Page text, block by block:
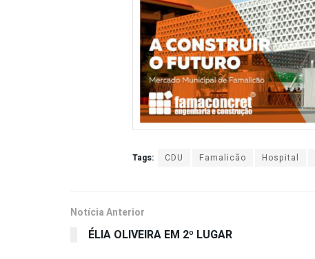
Tags: CDU Famalicão Hospital
Notícia Anterior
ÉLIA OLIVEIRA EM 2º LUGAR